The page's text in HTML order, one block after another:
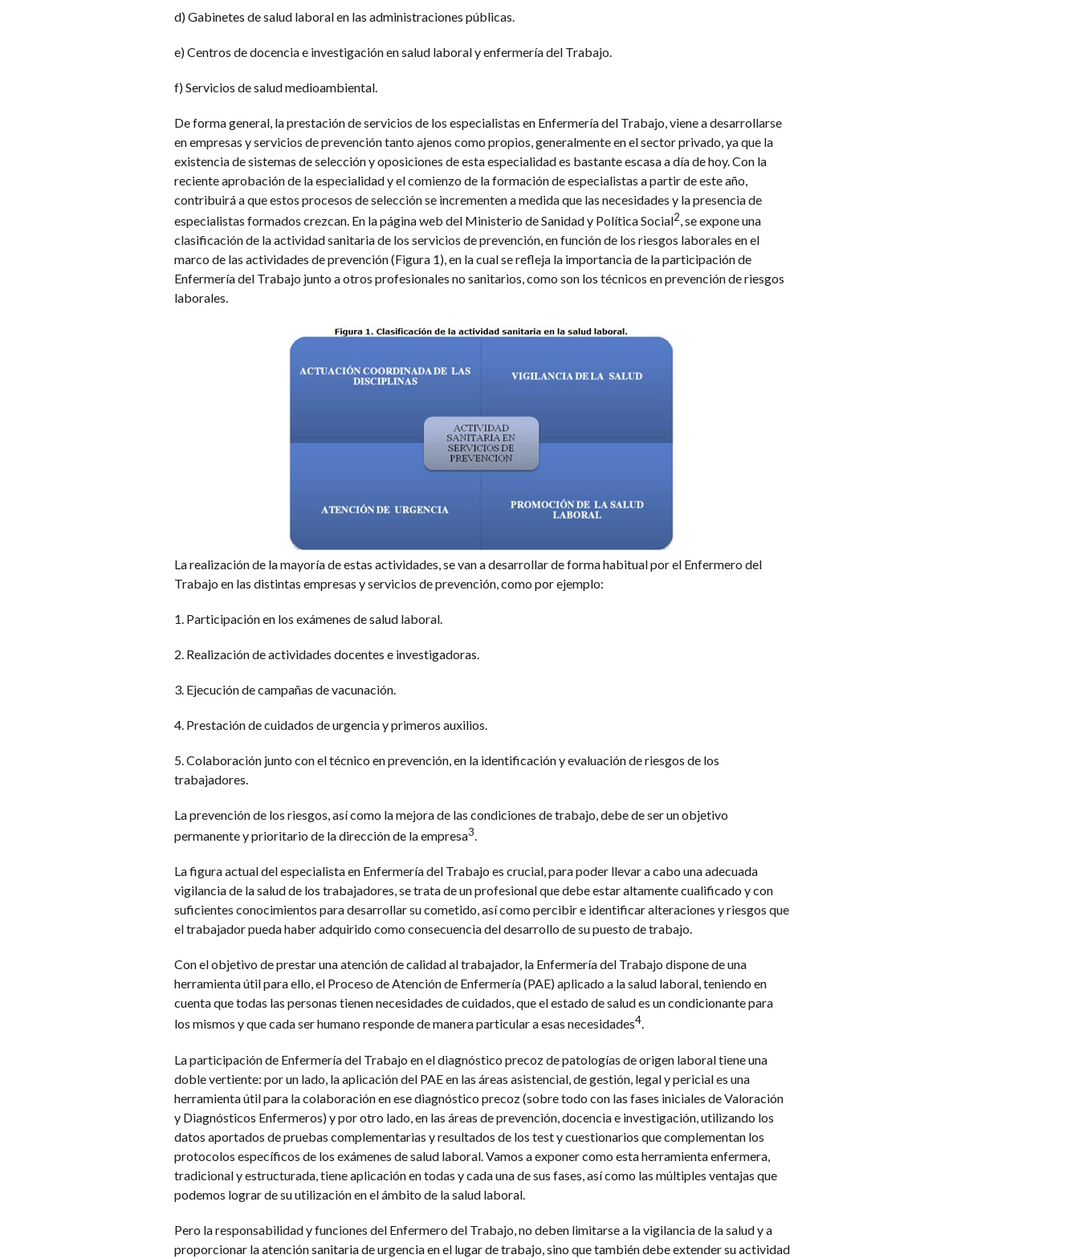
d) Gabinetes de salud laboral en las administraciones públicas.
e) Centros de docencia e investigación en salud laboral y enfermería del Trabajo.
f) Servicios de salud medioambiental.
De forma general, la prestación de servicios de los especialistas en Enfermería del Trabajo, viene a desarrollarse
en empresas y servicios de prevención tanto ajenos como propios, generalmente en el sector privado, ya que la
existencia de sistemas de selección y oposiciones de esta especialidad es bastante escasa a día de hoy. Con la
reciente aprobación de la especialidad y el comienzo de la formación de especialistas a partir de este año,
contribuirá a que estos procesos de selección se incrementen a medida que las necesidades y la presencia de
especialistas formados crezcan. En la página web del Ministerio de Sanidad y Política Social2, se expone una
clasificación de la actividad sanitaria de los servicios de prevención, en función de los riesgos laborales en el
marco de las actividades de prevención (Figura 1), en la cual se refleja la importancia de la participación de
Enfermería del Trabajo junto a otros profesionales no sanitarios, como son los técnicos en prevención de riesgos
laborales.
La realización de la mayoría de estas actividades, se van a desarrollar de forma habitual por el Enfermero del
Trabajo en las distintas empresas y servicios de prevención, como por ejemplo:
1. Participación en los exámenes de salud laboral.
2. Realización de actividades docentes e investigadoras.
3. Ejecución de campañas de vacunación.
4. Prestación de cuidados de urgencia y primeros auxilios.
5. Colaboración junto con el técnico en prevención, en la identificación y evaluación de riesgos de los
trabajadores.
La prevención de los riesgos, así como la mejora de las condiciones de trabajo, debe de ser un objetivo
permanente y prioritario de la dirección de la empresa3.
La figura actual del especialista en Enfermería del Trabajo es crucial, para poder llevar a cabo una adecuada
vigilancia de la salud de los trabajadores, se trata de un profesional que debe estar altamente cualificado y con
suficientes conocimientos para desarrollar su cometido, así como percibir e identificar alteraciones y riesgos que
el trabajador pueda haber adquirido como consecuencia del desarrollo de su puesto de trabajo.
Con el objetivo de prestar una atención de calidad al trabajador, la Enfermería del Trabajo dispone de una
herramienta útil para ello, el Proceso de Atención de Enfermería (PAE) aplicado a la salud laboral, teniendo en
cuenta que todas las personas tienen necesidades de cuidados, que el estado de salud es un condicionante para
los mismos y que cada ser humano responde de manera particular a esas necesidades4.
La participación de Enfermería del Trabajo en el diagnóstico precoz de patologías de origen laboral tiene una
doble vertiente: por un lado, la aplicación del PAE en las áreas asistencial, de gestión, legal y pericial es una
herramienta útil para la colaboración en ese diagnóstico precoz (sobre todo con las fases iniciales de Valoración
y Diagnósticos Enfermeros) y por otro lado, en las áreas de prevención, docencia e investigación, utilizando los
datos aportados de pruebas complementarias y resultados de los test y cuestionarios que complementan los
protocolos específicos de los exámenes de salud laboral. Vamos a exponer como esta herramienta enfermera,
tradicional y estructurada, tiene aplicación en todas y cada una de sus fases, así como las múltiples ventajas que
podemos lograr de su utilización en el ámbito de la salud laboral.
Pero la responsabilidad y funciones del Enfermero del Trabajo, no deben limitarse a la vigilancia de la salud y a
proporcionar la atención sanitaria de urgencia en el lugar de trabajo, sino que también debe extender su actividad